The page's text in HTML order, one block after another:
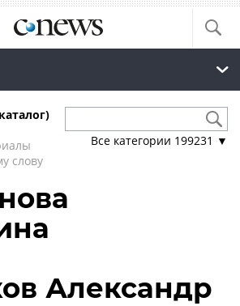
слову
Все категории 199231 ▼
Александр